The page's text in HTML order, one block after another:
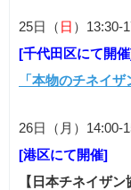
25日（ 日 ）13:30-
[千代田区にて開
「本物のチネイ
26日（月）14:00-
[港区にて開催]
【日本チネイザン